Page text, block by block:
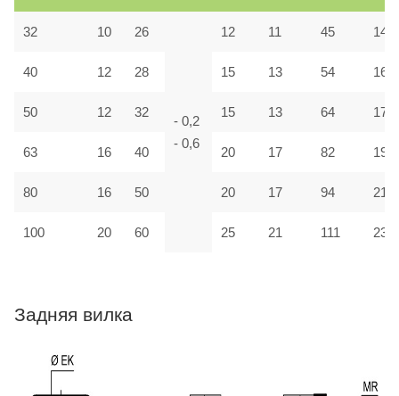
32 10 26
- 0,2
- 0,6
12 11 45 142
40 12 28 15 13 54 160
50 12 32 15 13 64 170
63 16 40 20 17 82 190
80 16 50 20 17 94 210
100 20 60 25 21 111 230
Задняя вилка